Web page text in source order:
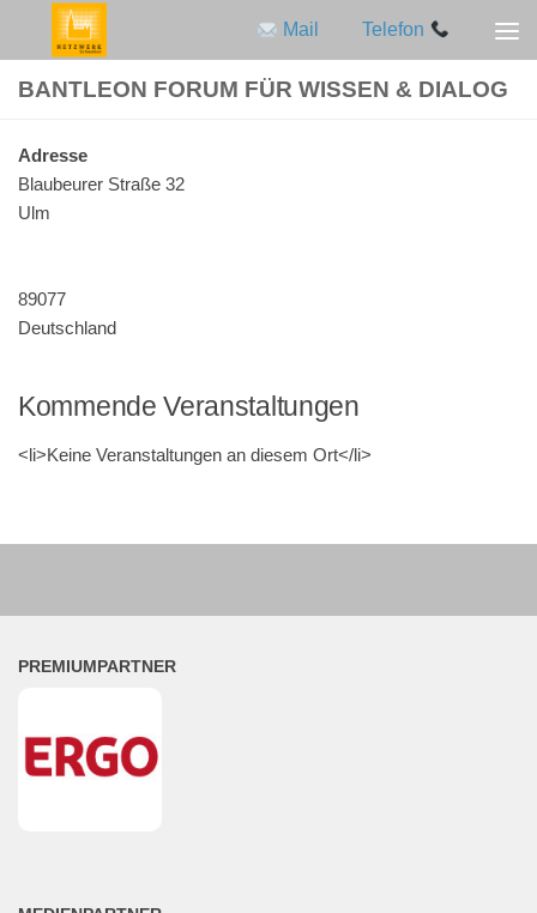
Zum Inhalt springen Mail Telefon
BANTLEON FORUM FÜR WISSEN & DIALOG
Adres­se
Blau­beu­rer Stra­ße 32
Ulm
89077
Deutschland
Kommende Veranstaltungen
<li>Keine Ver­an­stal­tun­gen an die­sem Ort</li>
PREMIUMPARTNER